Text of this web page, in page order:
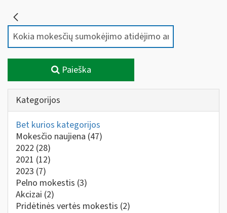
Paieška
Kategorijos
Bet kurios kategorijos
Mokesčio naujiena (47)
2022 (28)
2021 (12)
2023 (7)
Pelno mokestis (3)
Akcizai (2)
Pridėtinės vertės mokestis (2)